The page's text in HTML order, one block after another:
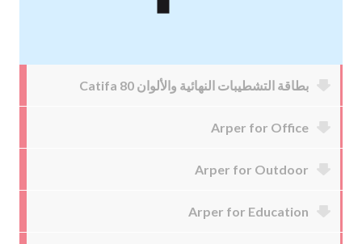
بطاقة التشطيبات النهائية والألوان Catifa 80
Arper for Office
Arper for Outdoor
Arper for Education